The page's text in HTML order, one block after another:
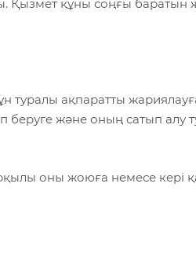
Қызмет құны соңғы баратын
туралы ақпаратты
беруге және оның сатып алу
оны жоюға немесе кері